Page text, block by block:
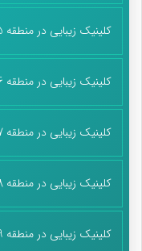
کلینیک زیبایی در منطقه 5
کلینیک زیبایی در منطقه 6
کلینیک زیبایی در منطقه 7
کلینیک زیبایی در منطقه 8
کلینیک زیبایی در منطقه 9